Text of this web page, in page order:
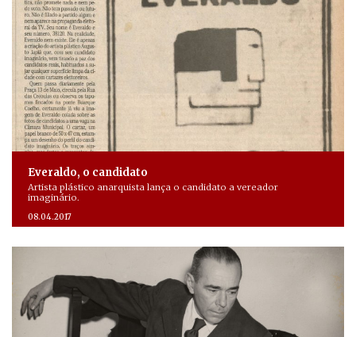
Everaldo, o candidato
Artista plástico anarquista lança o candidato a vereador
imaginário.
08.04.2017